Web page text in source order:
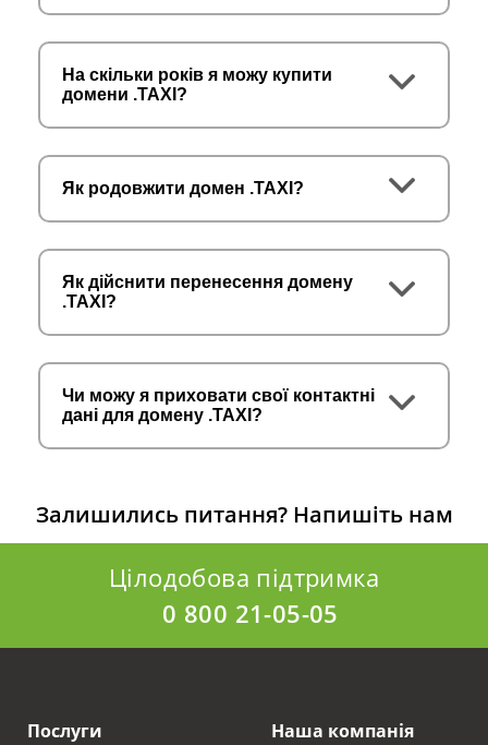
На скільки років я можу купити
домени .TAXI?
Як родовжити домен .TAXI?
Як дійснити перенесення домену
.TAXI?
Чи можу я приховати свої контактні
дані для домену .TAXI?
Залишились питання? Напишіть нам
Цілодобова підтримка
0 800 21-05-05
Послуги Наша компанія